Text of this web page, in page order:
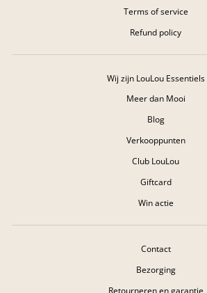
Terms of service
Refund policy
Wij zijn LouLou Essentiels
Meer dan Mooi
Blog
Verkooppunten
Club LouLou
Giftcard
Win actie
Contact
Bezorging
Retourneren en garantie